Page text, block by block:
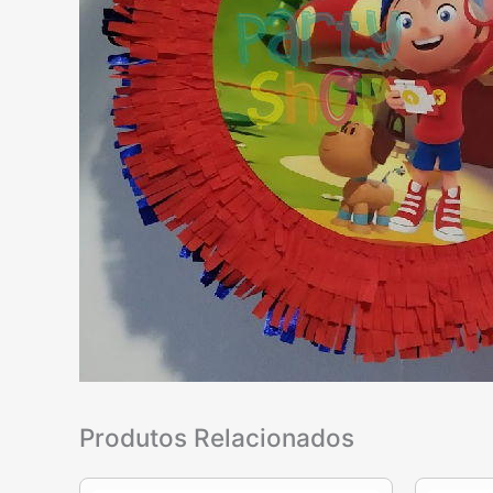
Produtos Relacionados